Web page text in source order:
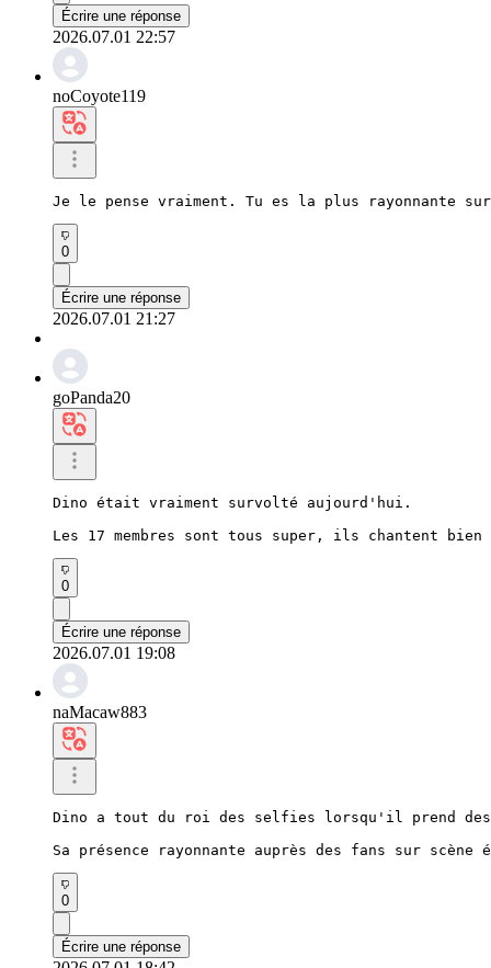
Écrire une réponse
2026.07.01 22:57
noCoyote119
Je le pense vraiment. Tu es la plus rayonnante
0
Écrire une réponse
2026.07.01 21:27
goPanda20
Dino était vraiment survolté aujourd'hui.
Les 17 membres sont tous super, ils chantent
0
Écrire une réponse
2026.07.01 19:08
naMacaw883
Dino a tout du roi des selfies lorsqu'il prend
Sa présence rayonnante auprès des fans sur
0
Écrire une réponse